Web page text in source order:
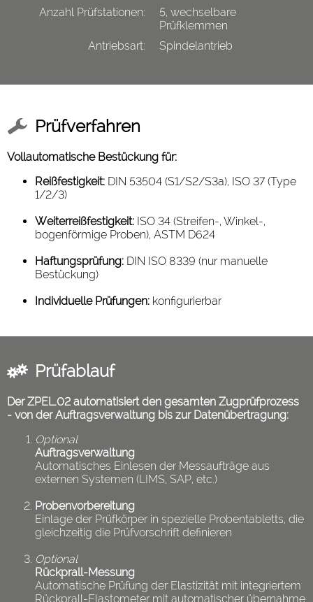
Anzahl Prüfstationen:
5, wechselbare
Prüfklemmen
Antriebsart:
Spindelantrieb
Prüfverfahren
Vollautomatische Bestückung für:
Reißfestigkeit: DIN 53504 (S1/S2/S3a), ISO 37 (Type
1/2/3)
Weiterreißfestigkeit: ISO 34 (Streifen-, Winkel-,
bogenförmige Proben), ASTM D624
Haftungsprüfung: DIN ISO 8339 (nur manuelle
Bestückung)
Individuelle Prüfungen: konfigurierbar
Prüfablauf
Der ZPEL.02 automatisiert den gesamten Zugprüfprozess
- von der Auftragsverwaltung bis zur Datenübertragung:
Optional
Auftragsverwaltung
Automatisches Einlesen der Messaufträge aus
externen Systemen (LIMS, SAP, etc.)
Probenvorbereitung
Einlage der Prüfkörper in spezielle Probentabletts, die
gleichzeitig die Prüfvorschrift definieren
Optional
Rückprall-Messung
Automatische Prüfung der Elastizität mit integriertem
Rückprall-Elastometer mit automatischer übernahme